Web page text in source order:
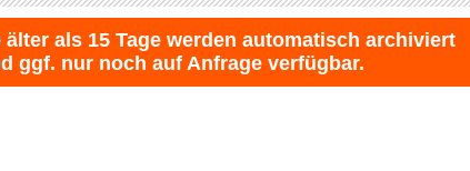
als 15 Tage werden automatisch archiviert
ggf. nur noch auf Anfrage verfügbar.